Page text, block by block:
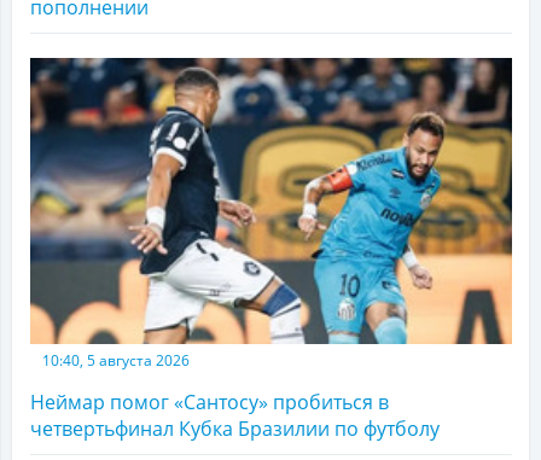
пополнении
10:40, 5 августа 2026
Неймар помог «Сантосу» пробиться в
четвертьфинал Кубка Бразилии по футболу